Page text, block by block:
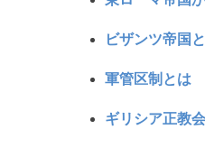
ビザンツ帝国
軍管区制とは
ギリシア正教